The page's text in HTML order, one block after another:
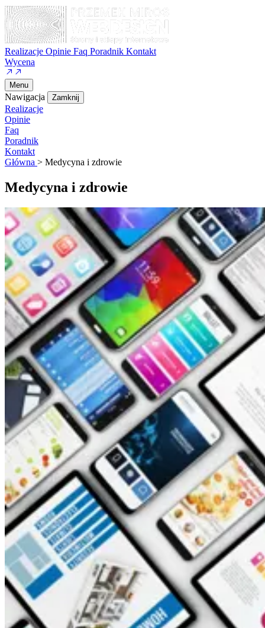
Realizacje Opinie Faq Poradnik Kontakt
Wycena
Menu
Nawigacja Zamknij
Realizacje
Opinie
Faq
Poradnik
Kontakt
Główna > Medycyna i zdrowie
Medycyna i zdrowie